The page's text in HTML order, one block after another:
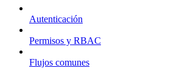
Autenticación
Permisos y RBAC
Flujos comunes